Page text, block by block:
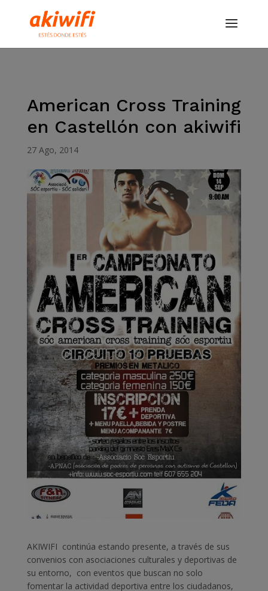
American Cross Training
en Castellón con akiwifi
27 Ago, 2014
AKIWIFI continúa estando presente, a través de sus
convenios con asociaciones culturales y deportivas de
su entorno, con eventos que buscan no solo
fomentar la actividad deportiva entre los ciudadanos,